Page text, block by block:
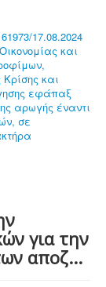
17.08.2024
και
και
εφάπαξ
αρωγής έναντι
σε
για την
αποζ...